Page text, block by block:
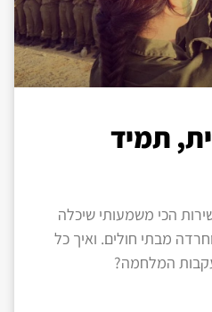
תמיד
הכי משמעותי שיכלה
מבתי חולים. ואיך כל
המלחמה?